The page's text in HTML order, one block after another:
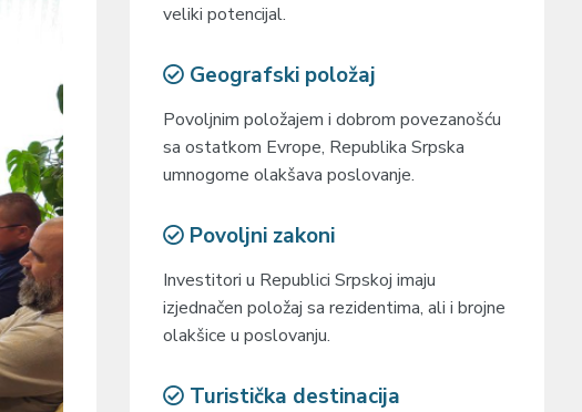
veliki potencijal.
Geografski položaj
Povoljnim položajem i dobrom povezanošću
sa ostatkom Evrope, Republika Srpska
umnogome olakšava poslovanje.
Povoljni zakoni
Investitori u Republici Srpskoj imaju
izjednačen položaj sa rezidentima, ali i brojne
olakšice u poslovanju.
Turistička destinacija